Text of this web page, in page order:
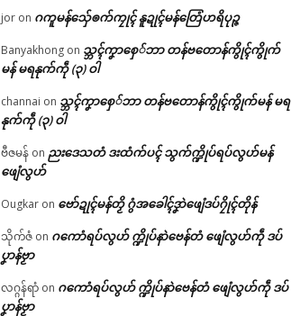
jor on ဂကူမန်​သှ်ေၜက်ကၠုၚ် နူဍုၚ်မန်တြေံဟရိပုဉ္ဇ
Banyakhong on သ္ဘၚ်ကၞာစှေ်ဘာ တန်ဗတောန်ကွိုၚ်ကွိုက်
မန် မရနုက်ကဵု (၃) ဝါ
channai on သ္ဘၚ်ကၞာစှေ်ဘာ တန်ဗတောန်ကွိုၚ်ကွိုက်မန် မရ
နုက်ကဵု (၃) ဝါ
ဗီဇမန် on ညးဒေသတံ ဒးထံက်ပၚ် သွက်က္ဍိုပ်ရပ်လွဟ်မန်
ဖျေံလွဟ်
Ougkar on ဗော်ဍုၚ်မန်တၟိ ဂွံအခေါၚ်ဒၞာဲဖျေံဒပ်ဂၠိုၚ်တိုန်
သိုက်ဇံ on ဂကောံရပ်လွဟ် က္ဍိုပ်နာဲဗေန်တံ ဖျေံလွဟ်ကဵု ဒပ်
ပၞာန်ဗၟာ
လဂ္ဂန်ရာံ on ဂကောံရပ်လွဟ် က္ဍိုပ်နာဲဗေန်တံ ဖျေံလွဟ်ကဵု ဒပ်
ပၞာန်ဗၟာ